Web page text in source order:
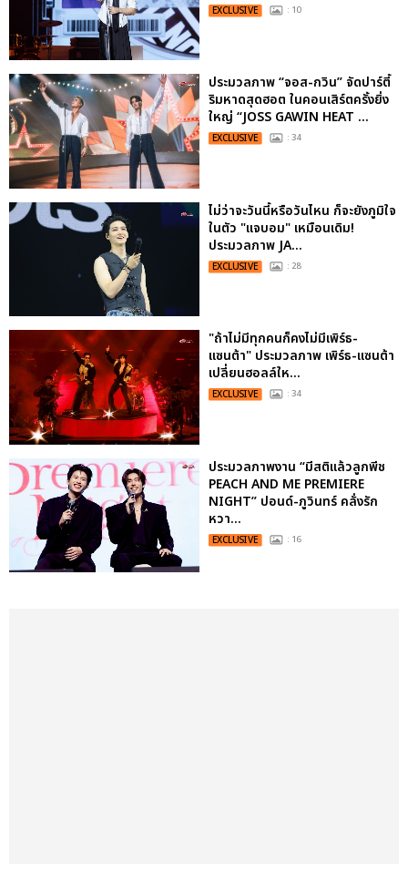
EXCLUSIVE : 10
ประมวลภาพ “จอส-กวิน” จัดปาร์ตี้
ริมหาดสุดฮอต ในคอนเสิร์ตครั้งยิ่ง
ใหญ่ “JOSS GAWIN HEAT ...
EXCLUSIVE : 34
ไม่ว่าจะวันนี้หรือวันไหน ก็จะยังภูมิใจ
ในตัว "แจบอม" เหมือนเดิม!
ประมวลภาพ JA...
EXCLUSIVE : 28
"ถ้าไม่มีทุกคนก็คงไม่มีเพิร์ธ-
แซนต้า" ประมวลภาพ เพิร์ธ-แซนต้า
เปลี่ยนฮอลล์ให...
EXCLUSIVE : 34
ประมวลภาพงาน “มีสติแล้วลูกพีช
PEACH AND ME PREMIERE
NIGHT” ปอนด์-ภูวินทร์ คลั่งรัก
หวา...
EXCLUSIVE : 16